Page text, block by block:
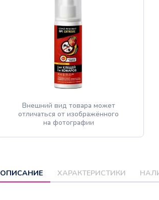
Внешний вид товара может
отличаться от изображённого
на фотографии
ОПИСАНИЕ ХАРАКТЕРИСТИКИ